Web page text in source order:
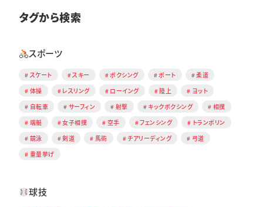
タグから検索
スポーツ
スケート スキー ボクシング ボート
柔道
体操
レスリング ローイング 陸上
ヨット
自転車
サーフィン 射撃 キックボクシング
相撲
端艇
女子相撲 空手 フェンシング
トランポリン
競泳
剣道 馬術 チアリーディング
弓道
重量挙げ
球技